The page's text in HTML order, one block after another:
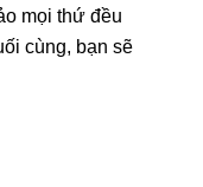
mọi thứ đều
cùng, bạn sẽ